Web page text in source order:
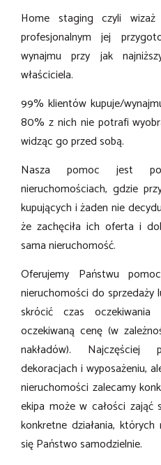
Home staging czyli
profesjonalnym jej
wynajmu przy jak
właściciela.
99% klientów kupuje/
80% z nich nie potrafi
widząc go przed sobą.
Nasza pomoc jest
nieruchomościach, gdzie
kupujących i żaden nie
że zachęciła ich oferta i
sama nieruchomość.
Oferujemy Państwu
nieruchomości do sprzedaży
skrócić czas
oczekiwaną cenę (w
nakładów). Najczęściej
dekoracjach i wyposażeniu,
nieruchomości zalecamy
ekipa może w całości
konkretne działania,
się Państwo samodzielnie.